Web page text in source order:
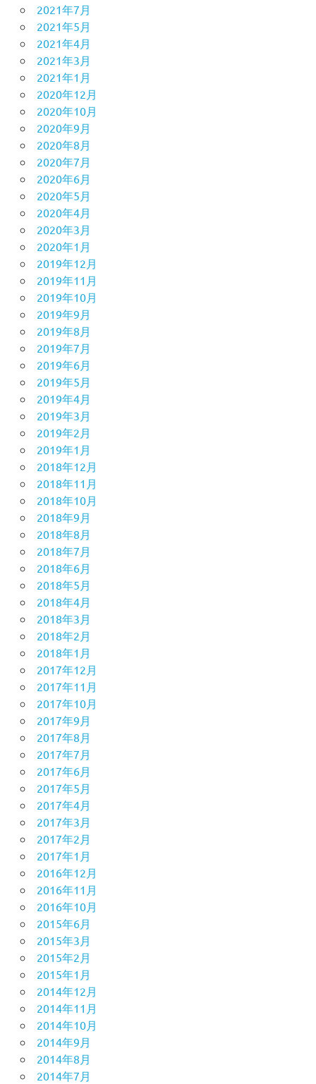
2021年7月
2021年5月
2021年4月
2021年3月
2021年1月
2020年12月
2020年10月
2020年9月
2020年8月
2020年7月
2020年6月
2020年5月
2020年4月
2020年3月
2020年1月
2019年12月
2019年11月
2019年10月
2019年9月
2019年8月
2019年7月
2019年6月
2019年5月
2019年4月
2019年3月
2019年2月
2019年1月
2018年12月
2018年11月
2018年10月
2018年9月
2018年8月
2018年7月
2018年6月
2018年5月
2018年4月
2018年3月
2018年2月
2018年1月
2017年12月
2017年11月
2017年10月
2017年9月
2017年8月
2017年7月
2017年6月
2017年5月
2017年4月
2017年3月
2017年2月
2017年1月
2016年12月
2016年11月
2016年10月
2015年6月
2015年3月
2015年2月
2015年1月
2014年12月
2014年11月
2014年10月
2014年9月
2014年8月
2014年7月